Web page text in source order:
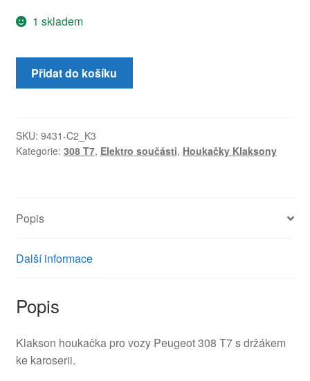
1 skladem
Klakson
houkačka
Peugeot
308
Přidat do košíku
SKU: 9431-C2_K3
Kategorie: 308 T7, Elektro součásti, Houkačky Klaksony
Popis
Další informace
Popis
Klakson houkačka pro vozy Peugeot 308 T7 s držákem
ke karoserii.